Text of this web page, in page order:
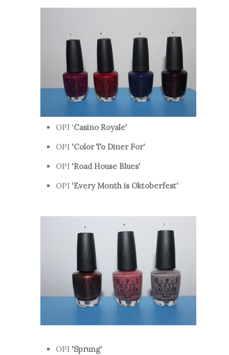
OPI 'Casino Royale'
OPI 'Color To Diner For'
OPI 'Road House Blues'
OPI 'Every Month is Oktoberfest'
OPI 'Sprung'